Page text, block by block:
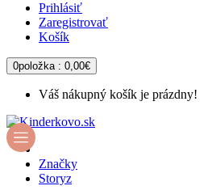
Prihlásiť
Zaregistrovať
Košík
0položka : 0,00€
Váš nákupný košík je prázdny!
Značky
Storyz